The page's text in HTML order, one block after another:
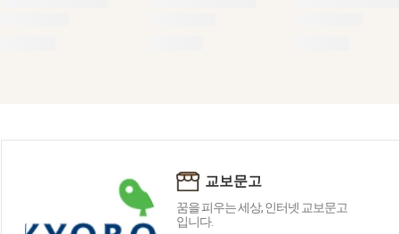
교보문고
꿈을 피우는 세상, 인터넷 교보문고
입니다.